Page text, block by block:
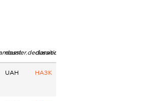
dossier.declarations.currency
dossier.declarations.source
UAH НАЗК